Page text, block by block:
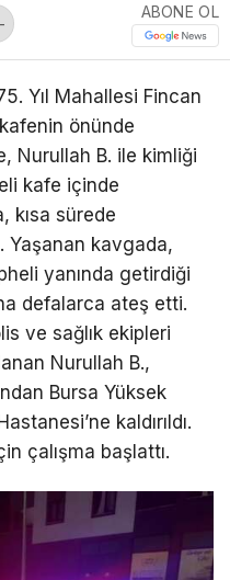
-
ABONE OL
Yıl Mahallesi Fincan
önünde
Nurullah B. ile kimliği
kafe içinde
kısa sürede
Yaşanan kavgada,
yanında getirdiği
defalarca ateş etti.
ve sağlık ekipleri
Nurullah B.,
Bursa Yüksek
kaldırıldı.
çalışma başlattı.